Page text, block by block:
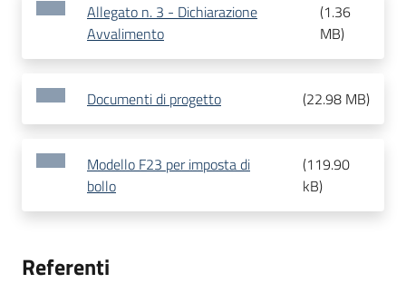
Allegato n. 3 - Dichiarazione
Avvalimento
(1.36
MB)
Documenti di progetto (22.98 MB)
Modello F23 per imposta di
bollo
(119.90
kB)
Referenti